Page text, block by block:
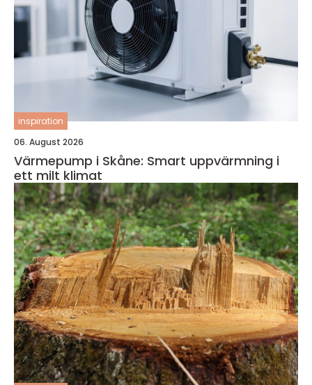
inspiration
06. August 2026
Värmepump i Skåne: Smart uppvärmning i
ett milt klimat